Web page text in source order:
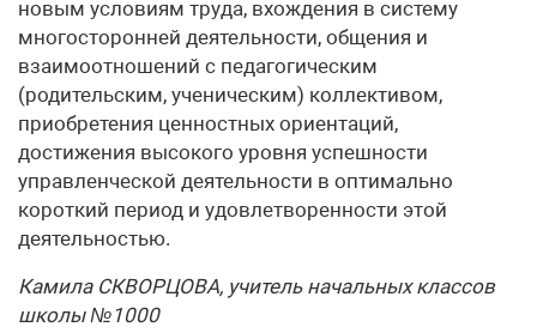
новым условиям труда, вхождения в систему
многосторонней деятельности, общения и
взаимоотношений с педагогическим
(родительским, ученическим) коллективом,
приобретения ценностных ориентаций,
достижения высокого уровня успешности
управленческой деятельности в оптимально
короткий период и удовлетворенности этой
деятельностью.
Камила СКВОРЦОВА, учитель начальных классов
школы №1000